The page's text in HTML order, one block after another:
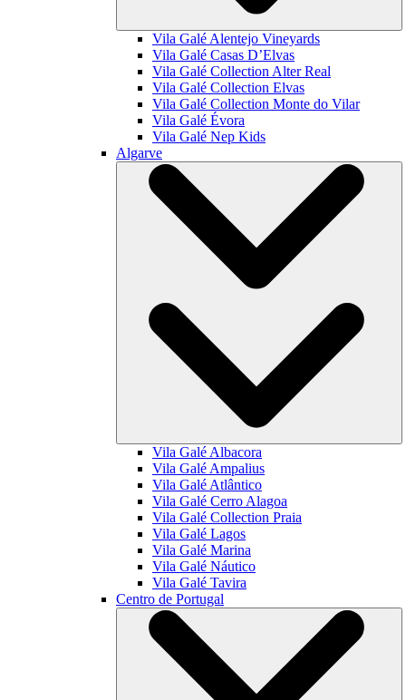
Vila Galé Alentejo Vineyards
Vila Galé Casas D’Elvas
Vila Galé Collection Alter Real
Vila Galé Collection Elvas
Vila Galé Collection Monte do Vilar
Vila Galé Évora
Vila Galé Nep Kids
Algarve
Vila Galé Albacora
Vila Galé Ampalius
Vila Galé Atlântico
Vila Galé Cerro Alagoa
Vila Galé Collection Praia
Vila Galé Lagos
Vila Galé Marina
Vila Galé Náutico
Vila Galé Tavira
Centro de Portugal